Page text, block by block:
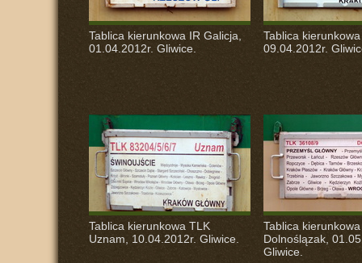
Tablica kierunkowa IR Galicja,
01.04.2012r. Gliwice.
Tablica
09.04.2012r.
Tablica kierunkowa TLK
Uznam, 10.04.2012r. Gliwice.
Tablica
Dolnoślązak,
Gliwice.